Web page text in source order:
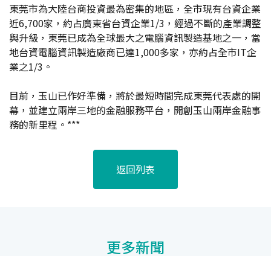
東莞市為大陸台商投資最為密集的地區，全市現有台資企業
近6,700家，約占廣東省台資企業1/3，經過不斷的產業調整
與升級，東莞已成為全球最大之電腦資訊製造基地之一，當
地台資電腦資訊製造廠商已達1,000多家，亦約占全市IT企
業之1/3。
目前，玉山已作好準備，將於最短時間完成東莞代表處的開
幕，並建立兩岸三地的金融服務平台，開創玉山兩岸金融事
務的新里程。***
返回列表
更多新聞